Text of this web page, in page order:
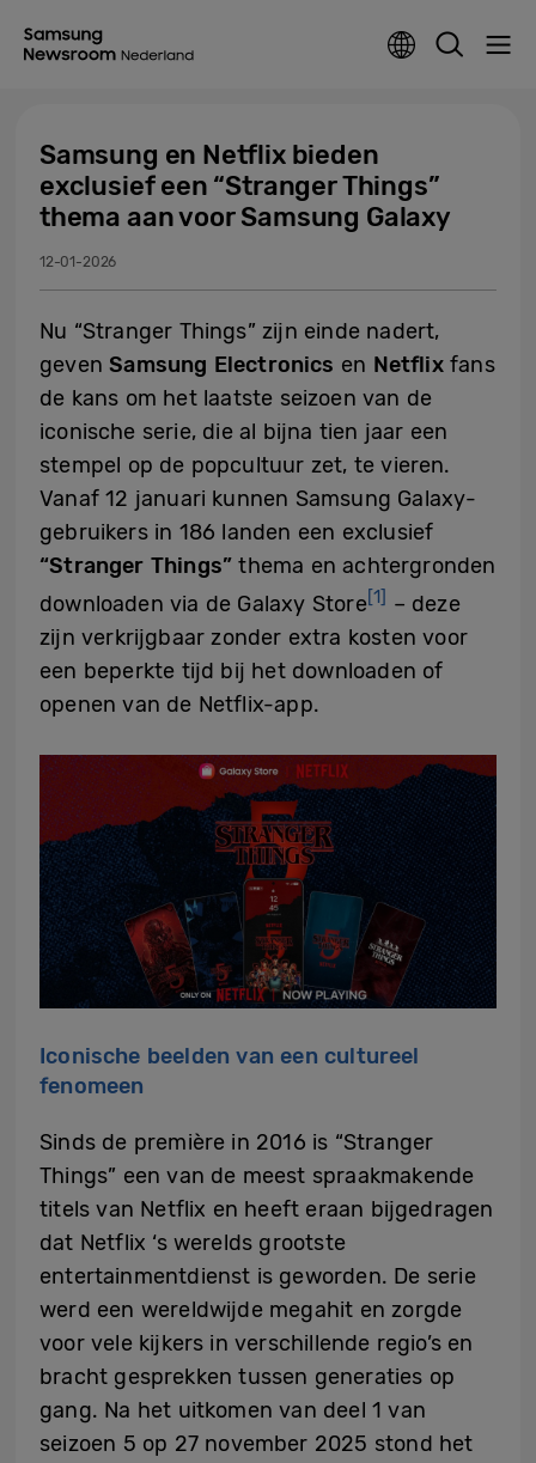
Samsung en Netflix bieden
exclusief een “Stranger Things”
thema aan voor Samsung Galaxy
12-01-2026
Nu “Stranger Things” zijn einde nadert,
gevenSamsung Electronics en Netflixfans
de kans om het laatste seizoen van de
iconische serie, die al bijna tien jaar een
stempel op de popcultuur zet, te vieren.
Vanaf 12 januari kunnen Samsung Galaxy-
gebruikers in 186 landen een exclusief
“Stranger Things” thema en achtergronden
downloaden via de Galaxy Store[1] – deze
zijn verkrijgbaar zonder extra kosten voor
een beperkte tijd bij het downloaden of
openen van de Netflix-app.
Iconische beelden van een cultureel
fenomeen
Sinds de première in 2016 is “Stranger
Things” een van de meest spraakmakende
titels van Netflix en heeft eraan bijgedragen
dat Netflix ‘s werelds grootste
entertainmentdienst is geworden. De serie
werd een wereldwijde megahit en zorgde
voor vele kijkers in verschillende regio’s en
bracht gesprekken tussen generaties op
gang. Na het uitkomen van deel 1 van
seizoen 5 op 27 november 2025 stond het